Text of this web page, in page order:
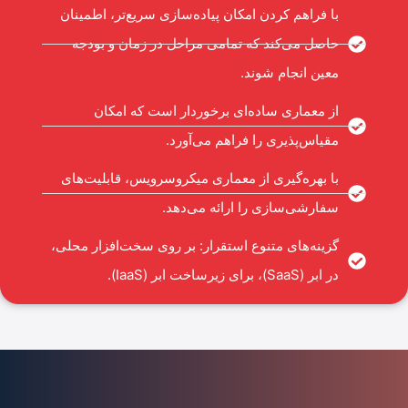
با فراهم کردن امکان پیاده‌سازی سریع‌تر، اطمینان
حاصل می‌کند که تمامی مراحل در زمان و بودجه
معین انجام شوند.
از معماری ساده‌ای برخوردار است که امکان
مقیاس‌پذیری را فراهم می‌آورد.
با بهره‌گیری از معماری میکروسرویس، قابلیت‌های
سفارشی‌سازی را ارائه می‌دهد.
گزینه‌های متنوع استقرار: بر روی سخت‌افزار محلی،
در ابر (SaaS)، برای زیرساخت ابر (IaaS).